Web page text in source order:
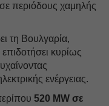
περιόδους χαμηλής
τη Βουλγαρία,
κυρίως
ενέργειας.
520 MW σε